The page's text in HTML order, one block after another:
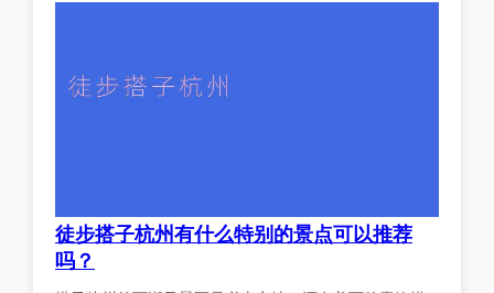
徒步搭子杭州有什么特别的景点可以推荐
吗？